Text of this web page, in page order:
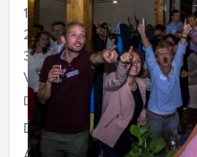
12 - 19 personen
20 - 29 personen
30 - 39 personen
Vanaf 40 personen
De prijzen zijn exclusief BTW
Duur:
2 uur